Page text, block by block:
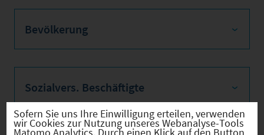
Bevölkerung
Sozialvers. Beschäftigte
Sofern Sie uns Ihre Einwilligung erteilen, verwenden
wir Cookies zur Nutzung unseres Webanalyse-Tools